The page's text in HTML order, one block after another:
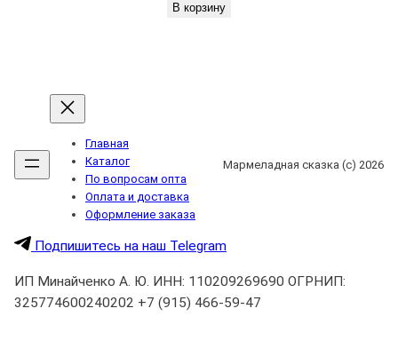
В корзину
Главная
Каталог
По вопросам опта
Оплата и доставка
Оформление заказа
Мармеладная сказка (с) 2026
Подпишитесь на наш Telegram
ИП Минайченко А. Ю. ИНН: 110209269690 ОГРНИП:
325774600240202 +7 (915) 466-59-47